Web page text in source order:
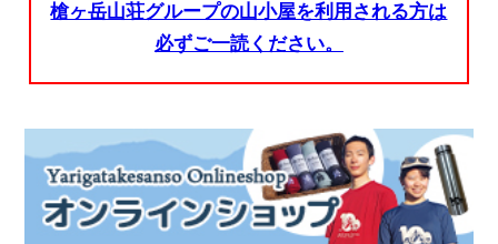
槍ヶ岳山荘グループの山小屋を利用される方は
必ずご一読ください。